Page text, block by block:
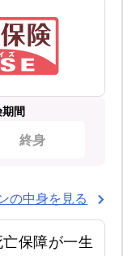
間
終身
の中身を見る
保障が一生